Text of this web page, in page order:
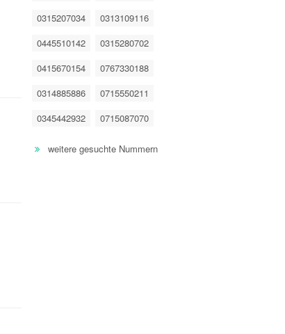
0315207034
0313109116
0445510142
0315280702
0415670154
0767330188
0314885886
0715550211
0345442932
0715087070
weitere gesuchte Nummern